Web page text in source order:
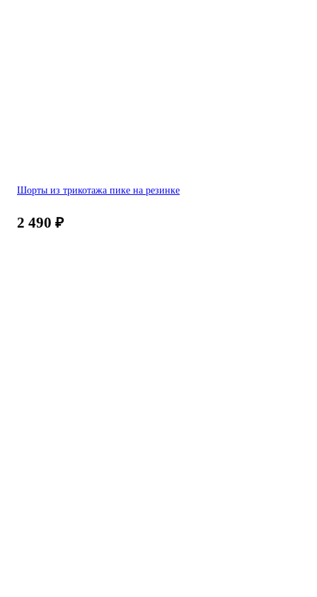
Шорты из трикотажа пике на резинке
2 490 ₽